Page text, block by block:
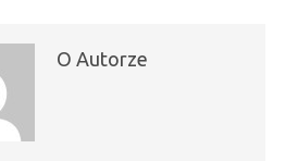
O Autorze